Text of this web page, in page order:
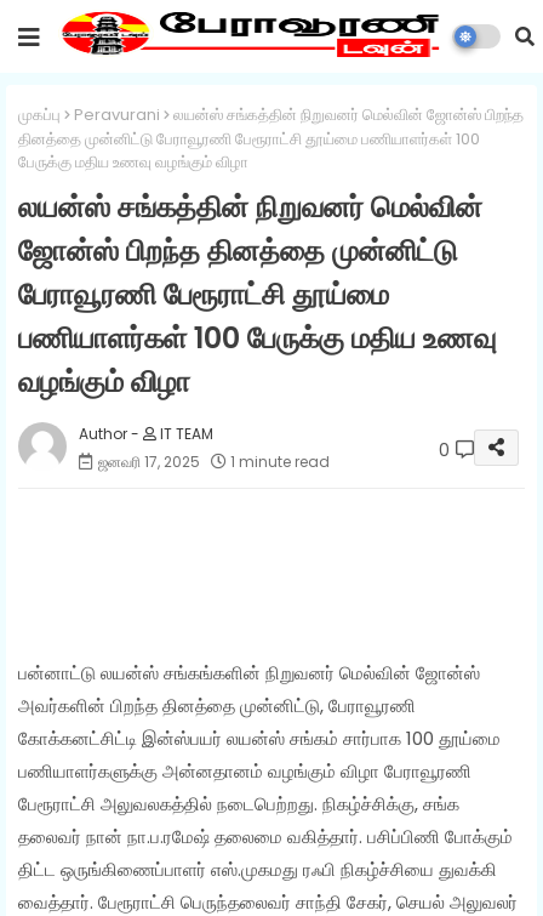
முகப்பு Peravurani
லயன்ஸ் சங்கத்தின் நிறுவனர் மெல்வின் ஜோன்ஸ் பிறந்த
தினத்தை முன்னிட்டு பேராவூரணி பேரூராட்சி தூய்மை பணியாளர்கள் 100
பேருக்கு மதிய உணவு வழங்கும் விழா
லயன்ஸ் சங்கத்தின் நிறுவனர் மெல்வின்
ஜோன்ஸ் பிறந்த தினத்தை முன்னிட்டு
பேராவூரணி பேரூராட்சி தூய்மை
பணியாளர்கள் 100 பேருக்கு மதிய உணவு
வழங்கும் விழா
IT TEAM
ஜனவரி 17, 2025
1 minute read 0
பன்னாட்டு லயன்ஸ் சங்கங்களின் நிறுவனர் மெல்வின் ஜோன்ஸ்
அவர்களின் பிறந்த தினத்தை முன்னிட்டு, பேராவூரணி
கோக்கனட்சிட்டி இன்ஸ்பயர் லயன்ஸ் சங்கம் சார்பாக 100 தூய்மை
பணியாளர்களுக்கு அன்னதானம் வழங்கும் விழா பேராவூரணி
பேரூராட்சி அலுவலகத்தில் நடைபெற்றது. நிகழ்ச்சிக்கு, சங்க
தலைவர் நான் நா.ப.ரமேஷ் தலைமை வகித்தார். பசிப்பிணி போக்கும்
திட்ட ஒருங்கிணைப்பாளர் எஸ்.முகமது ரஃபி நிகழ்ச்சியை துவக்கி
வைத்தார். பேரூராட்சி பெருந்தலைவர் சாந்தி சேகர், செயல் அலுவலர்